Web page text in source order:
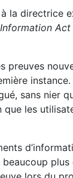
la
Act
preuves
sans nier
les
plus